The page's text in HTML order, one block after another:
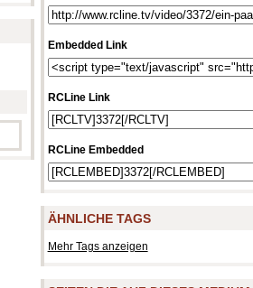
Embedded Link
RCLine Link
RCLine Embedded
ÄHNLICHE TAGS
Mehr Tags anzeigen